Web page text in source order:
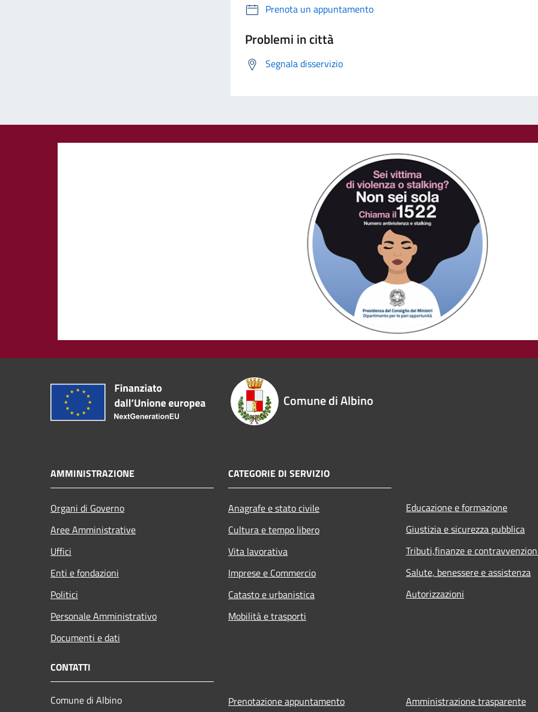
Prenota un appuntamento
Problemi in città
Segnala disservizio
Comune di Albino
AMMINISTRAZIONE
Organi di Governo
Aree Amministrative
Uffici
Enti e fondazioni
Politici
Personale Amministrativo
Documenti e dati
CATEGORIE DI SERVIZIO
Anagrafe e stato civile
Cultura e tempo libero
Vita lavorativa
Imprese e Commercio
Catasto e urbanistica
Mobilità e trasporti
Educazione e formazione
Giustizia e sicurezza pubblica
Tributi,finanze e
Salute, benessere e assistenza
Autorizzazioni
CONTATTI
Comune di Albino
Prenotazione appuntamento Amministrazione trasparente